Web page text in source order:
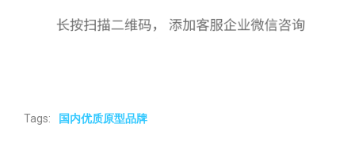
Tags: 国内优质原型品牌